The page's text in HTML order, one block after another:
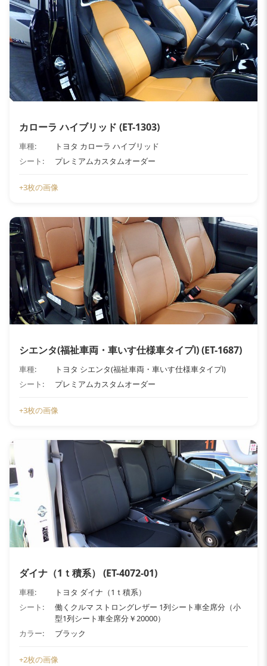
カローラ ハイブリッド (ET-1303)
車種:
トヨタ カローラ ハイブリッド
シート:
プレミアムカスタムオーダー
+3枚の画像
シエンタ(福祉車両・車いす仕様車タイプⅠ) (ET-1687)
車種:
トヨタ シエンタ(福祉車両・車いす仕様車タイプⅠ)
シート:
プレミアムカスタムオーダー
+3枚の画像
ダイナ（1ｔ積系） (ET-4072-01)
車種:
トヨタ ダイナ（1ｔ積系）
シート:
働くクルマ ストロングレザー 1列シート車全席分（小
型1列シート車全席分￥20000）
カラー:
ブラック
+2枚の画像